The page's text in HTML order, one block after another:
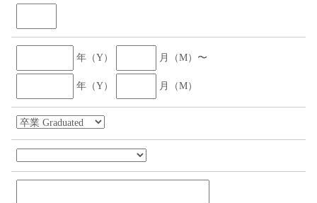
年（Y） 月（M）〜
年（Y） 月（M）